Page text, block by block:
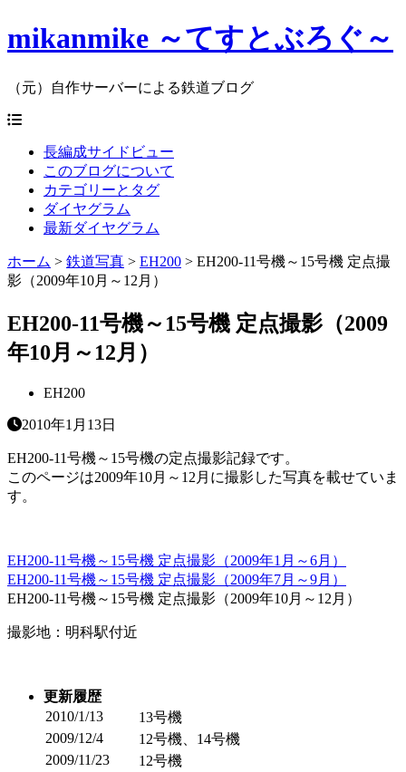
mikanmike ～てすとぶろぐ～
（元）自作サーバーによる鉄道ブログ
長編成サイドビュー
このブログについて
カテゴリーとタグ
ダイヤグラム
最新ダイヤグラム
ホーム > 鉄道写真 > EH200 > EH200-11号機～15号機 定点撮
影（2009年10月～12月）
EH200-11号機～15号機 定点撮影（2009
年10月～12月）
EH200
2010年1月13日
EH200-11号機～15号機の定点撮影記録です。
このページは2009年10月～12月に撮影した写真を載せていま
す。
EH200-11号機～15号機 定点撮影（2009年1月～6月）
EH200-11号機～15号機 定点撮影（2009年7月～9月）
EH200-11号機～15号機 定点撮影（2009年10月～12月）
撮影地：明科駅付近
更新履歴
2010/1/13
13号機
2009/12/4
12号機、14号機
2009/11/23
12号機